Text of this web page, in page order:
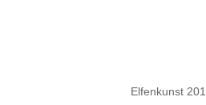
Elfenkunst